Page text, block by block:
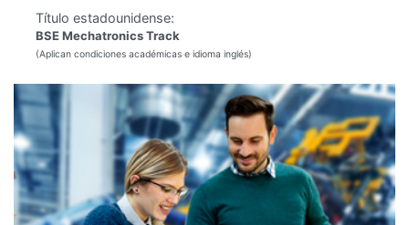
Título estadounidense:
BSE Mechatronics Track
(Aplican condiciones académicas e idioma inglés)